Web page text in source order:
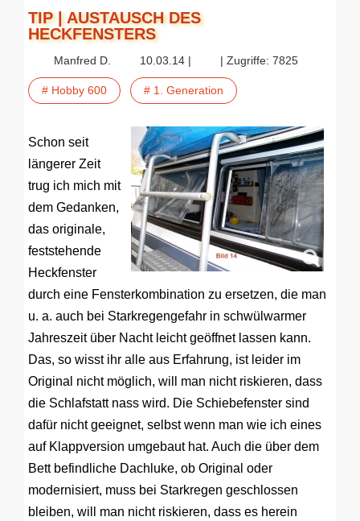
TIP | AUSTAUSCH DES
HECKFENSTERS
Manfred D. 10.03.14 | | Zugriffe: 7825
# Hobby 600 # 1. Generation
Schon seit
längerer Zeit
trug ich mich mit
dem Gedanken,
das originale,
feststehende
Heckfenster
durch eine Fensterkombination zu ersetzen, die man
u. a. auch bei Starkregengefahr in schwülwarmer
Jahreszeit über Nacht leicht geöffnet lassen kann.
Das, so wisst ihr alle aus Erfahrung, ist leider im
Original nicht möglich, will man nicht riskieren, dass
die Schlafstatt nass wird. Die Schiebefenster sind
dafür nicht geeignet, selbst wenn man wie ich eines
auf Klappversion umgebaut hat. Auch die über dem
Bett befindliche Dachluke, ob Original oder
modernisiert, muss bei Starkregen geschlossen
bleiben, will man nicht riskieren, dass es herein